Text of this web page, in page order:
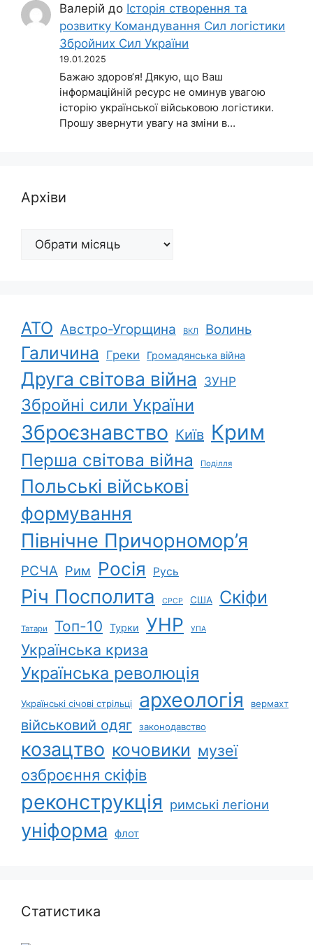
Валерій до Історія створення та
розвитку Командування Сил логістики
Збройних Сил України
19.01.2025
Бажаю здоров‘я! Дякую, що Ваш
інформаційній ресурс не оминув увагою
історію української військовою логістики.
Прошу звернути увагу на зміни в…
Архіви
Архіви
АТО Австро-Угорщина ВКЛ Волинь
Галичина Греки Громадянська війна
Друга світова війна ЗУНР
Збройні сили України
Зброєзнавство Київ Крим
Перша світова війна Поділля
Польські військові
формування
Північне Причорномор’я
РСЧА Рим Росія Русь
Річ Посполита СРСР США Скіфи
Татари Топ-10 Турки УНР УПА
Українська криза
Українська революція
Українські січові стрільці археологія вермахт
військовий одяг законодавство
козацтво кочовики музеї
озброєння скіфів
реконструкція римські легіони
уніформа флот
Статистика